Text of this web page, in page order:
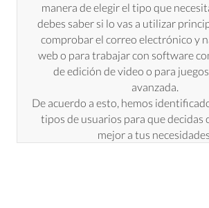
manera de elegir el tipo que
debes saber si lo vas a utilizar
comprobar el correo electrónico y
web o para trabajar con software
de edición de video o para
avanzada.
De acuerdo a esto, hemos
tipos de usuarios para que decidas
mejor a tus